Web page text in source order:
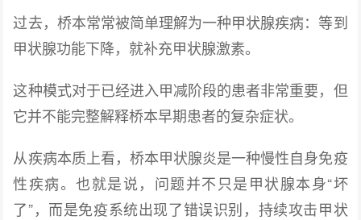
过去，桥本常常被简单理解为一种甲状腺疾病：等到
甲状腺功能下降，就补充甲状腺激素。
这种模式对于已经进入甲减阶段的患者非常重要，但
它并不能完整解释桥本早期患者的复杂症状。
从疾病本质上看，桥本甲状腺炎是一种慢性自身免疫
性疾病。也就是说，问题并不只是甲状腺本身“坏
了”，而是免疫系统出现了错误识别，持续攻击甲状